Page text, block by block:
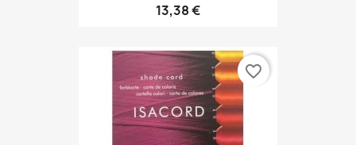
13,38 €
favorite_border